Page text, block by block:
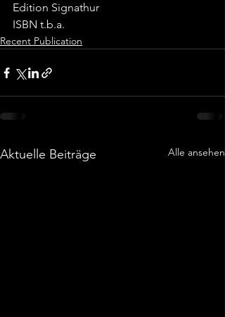
Edition Signathur
ISBN t.b.a.
Recent Publication
Aktuelle Beiträge Alle ansehen